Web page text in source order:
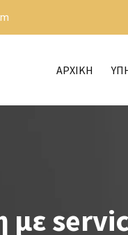
ΑΡΧΙΚΗ